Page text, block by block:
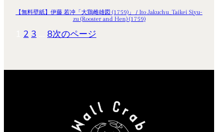
【無料壁紙】伊藤 若冲「大鶏雌雄図 (1759)」 / Ito Jakuchu_Taikei Siyu-
zu (Rooster and Hen) (1759)
2 3 8次のページ